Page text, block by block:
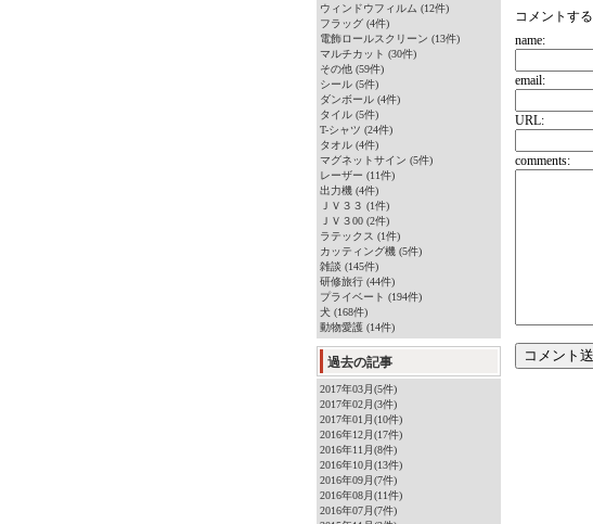
ウィンドウフィルム (12件)
フラッグ (4件)
電飾ロールスクリーン (13件)
マルチカット (30件)
その他 (59件)
シール (5件)
ダンボール (4件)
タイル (5件)
T-シャツ (24件)
タオル (4件)
マグネットサイン (5件)
レーザー (11件)
出力機 (4件)
ＪＶ３３ (1件)
ＪＶ３00 (2件)
ラテックス (1件)
カッティング機 (5件)
雑談 (145件)
研修旅行 (44件)
プライベート (194件)
犬 (168件)
動物愛護 (14件)
過去の記事
2017年03月(5件)
2017年02月(3件)
2017年01月(10件)
2016年12月(17件)
2016年11月(8件)
2016年10月(13件)
2016年09月(7件)
2016年08月(11件)
2016年07月(7件)
コメントする
name:
email:
URL:
comments: